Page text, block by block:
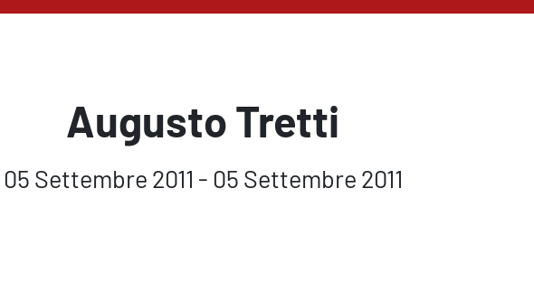
Augusto Tretti
05 Settembre 2011 - 05 Settembre 2011